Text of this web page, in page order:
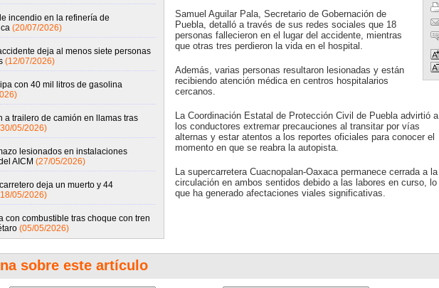
incendio en la refinería de
(20/07/2026)
deja al menos siete personas
(12/07/2026)
con 40 mil litros de gasolina
a trailero de camión en llamas tras
05/2026)
lesionados en instalaciones
AICM (27/05/2026)
deja un muerto y 44
05/2026)
con combustible tras choque con tren
(05/05/2026)
Samuel Aguilar Pala, Secretario de Gobernación de
Puebla, detalló a través de sus redes sociales que 18
personas fallecieron en el lugar del accidente, mientras
que otras tres perdieron la vida en el hospital.
Además, varias personas resultaron lesionadas y están
recibiendo atención médica en centros hospitalarios
cercanos.
La Coordinación Estatal de Protección Civil de Puebla advirtió a
los conductores extremar precauciones al transitar por vías
alternas y estar atentos a los reportes oficiales para conocer el
momento en que se reabra la autopista.
La supercarretera Cuacnopalan-Oaxaca permanece cerrada a la
circulación en ambos sentidos debido a las labores en curso, lo
que ha generado afectaciones viales significativas.
sobre este artículo